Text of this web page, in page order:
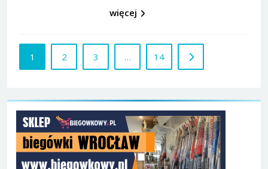
więcej
1 2 3 … 14